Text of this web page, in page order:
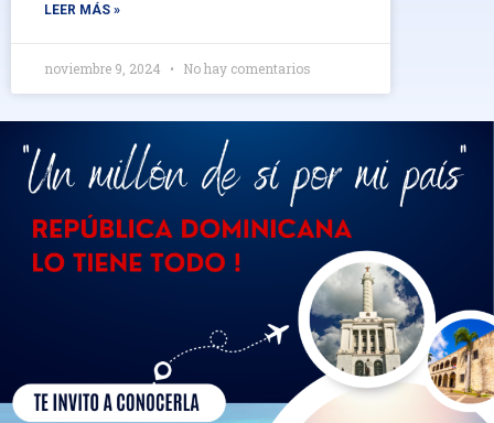
LEER MÁS »
noviembre 9, 2024 No hay comentarios